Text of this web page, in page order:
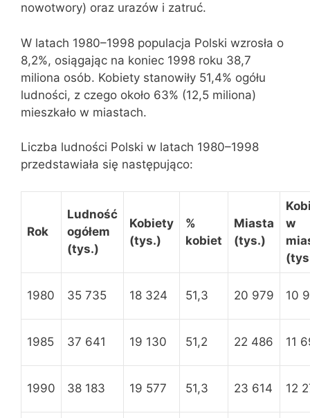
nowotwory) oraz urazów i zatruć.
W latach 1980–1998 populacja Polski wzrosła o
8,2%, osiągając na koniec 1998 roku 38,7
miliona osób. Kobiety stanowiły 51,4% ogółu
ludności, z czego około 63% (12,5 miliona)
mieszkało w miastach.
Liczba ludności Polski w latach 1980–1998
przedstawiała się następująco:
Rok
Ludność
ogółem
(tys.)
Kobiety
(tys.)
%
kobiet
Miasta
(tys.)
w
1980 35 735 18 324 51,3 20 979 10
1985 37 641 19 130 51,2 22 486 11
1990 38 183 19 577 51,3 23 614 12